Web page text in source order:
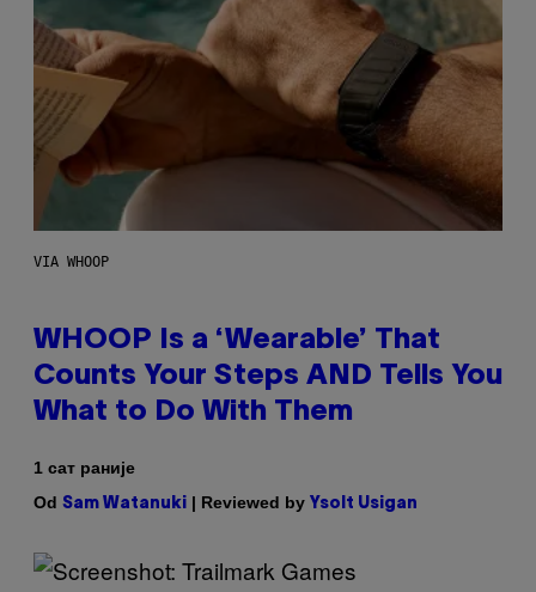
VIA WHOOP
WHOOP Is a ‘Wearable’ That
Counts Your Steps AND Tells You
What to Do With Them
1 сат раније
Od Sam Watanuki | Reviewed by Ysolt Usigan